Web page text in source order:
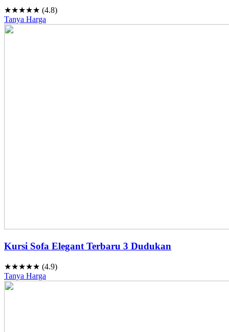
★★★★★ (4.8)
Tanya Harga
Kursi Sofa Elegant Terbaru 3 Dudukan
★★★★★ (4.9)
Tanya Harga